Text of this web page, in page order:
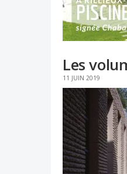
Les
11 JUIN 2019